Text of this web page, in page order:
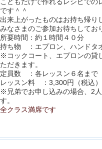
です＾＾
出来上がったものはお持ち帰り
みなさまのご参加お待ちしてお
所要時間：約１時間４０分
持ち物 ：エプロン、ハンドタ
※コックコート、エプロンの貸
ただきます。
定員数 ：各レッスン６名まで
レッスン料 ：3,300円（税込）
※兄弟でお申し込みの場合、2
す。
全クラス満席です